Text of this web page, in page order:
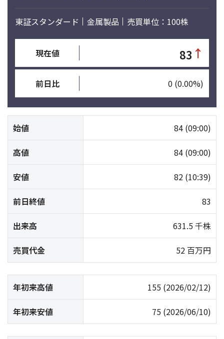
東証スタンダード 金属製品 売買単位：100株
現在値 83 ↑
前日比 0 (0.00%)
始値 84 (09:00)
高値 84 (09:00)
安値 82 (10:39)
前日終値 83
出来高 631.5 千株
売買代金 52 百万円
年初来高値 155 (2026/02/12)
年初来安値 75 (2026/06/10)